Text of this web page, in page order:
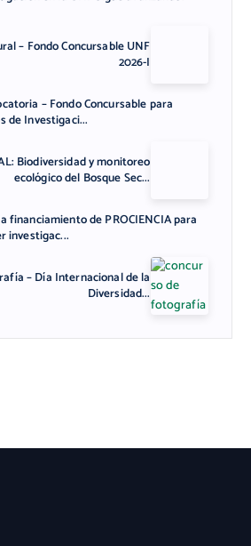
– Fondo Concursable UNF
2026-I
– Fondo Concursable para
de Investigaci...
Biodiversidad y monitoreo
ecológico del Bosque Sec...
financiamiento de PROCIENCIA para
investigac...
– Día Internacional de la
Diversidad...